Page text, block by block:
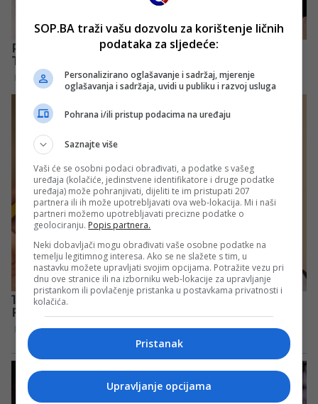
SOP.BA traži vašu dozvolu za korištenje ličnih
podataka za sljedeće:
Personalizirano oglašavanje i sadržaj, mjerenje
oglašavanja i sadržaja, uvidi u publiku i razvoj usluga
Pohrana i/ili pristup podacima na uređaju
Saznajte više
Vaši će se osobni podaci obrađivati, a podatke s vašeg
uređaja (kolačiće, jedinstvene identifikatore i druge podatke
uređaja) može pohranjivati, dijeliti te im pristupati 207
partnera ili ih može upotrebljavati ova web-lokacija. Mi i naši
partneri možemo upotrebljavati precizne podatke o
geolociranju. Popis partnera.
Neki dobavljači mogu obrađivati vaše osobne podatke na
temelju legitimnog interesa. Ako se ne slažete s tim, u
nastavku možete upravljati svojim opcijama. Potražite vezu pri
dnu ove stranice ili na izborniku web-lokacije za upravljanje
pristankom ili povlačenje pristanka u postavkama privatnosti i
kolačića.
Pristanak
Upravljanje opcijama